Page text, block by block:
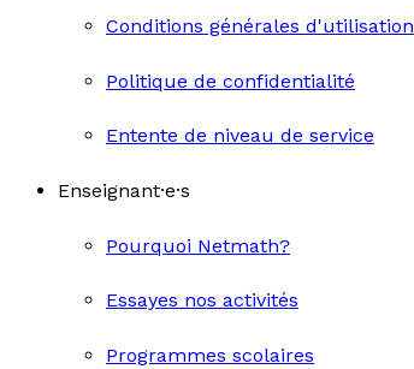
Conditions générales d'utilisation
Politique de confidentialité
Entente de niveau de service
Enseignant·e·s
Pourquoi Netmath?
Essayes nos activités
Programmes scolaires